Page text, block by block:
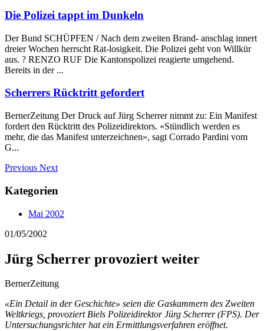
Die Polizei tappt im Dunkeln
Der Bund SCHÜPFEN / Nach dem zweiten Brand- anschlag innert
dreier Wochen herrscht Rat-losigkeit. Die Polizei geht von Willkür
aus. ? RENZO RUF Die Kantonspolizei reagierte umgehend.
Bereits in der ...
Scherrers Rücktritt gefordert
BernerZeitung Der Druck auf Jürg Scherrer nimmt zu: Ein Manifest
fordert den Rücktritt des Polizeidirektors. «Stündlich werden es
mehr, die das Manifest unterzeichnen», sagt Corrado Pardini vom
G...
Previous Next
Kategorien
Mai 2002
01/05/2002
Jürg Scherrer provoziert weiter
BernerZeitung
«Ein Detail in der Geschichte» seien die Gaskammern des Zweiten
Weltkriegs, provoziert Biels Polizeidirektor Jürg Scherrer (FPS). Der
Untersuchungsrichter hat ein Ermittlungsverfahren eröffnet.